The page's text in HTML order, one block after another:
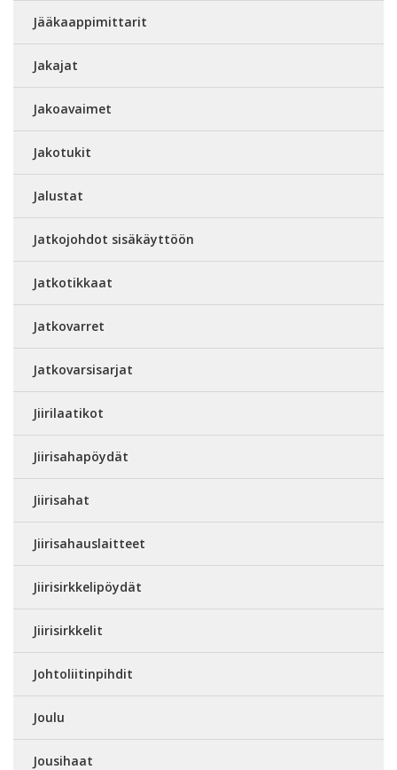
Jääkaappimittarit
Jakajat
Jakoavaimet
Jakotukit
Jalustat
Jatkojohdot sisäkäyttöön
Jatkotikkaat
Jatkovarret
Jatkovarsisarjat
Jiirilaatikot
Jiirisahapöydät
Jiirisahat
Jiirisahauslaitteet
Jiirisirkkelipöydät
Jiirisirkkelit
Johtoliitinpihdit
Joulu
Jousihaat